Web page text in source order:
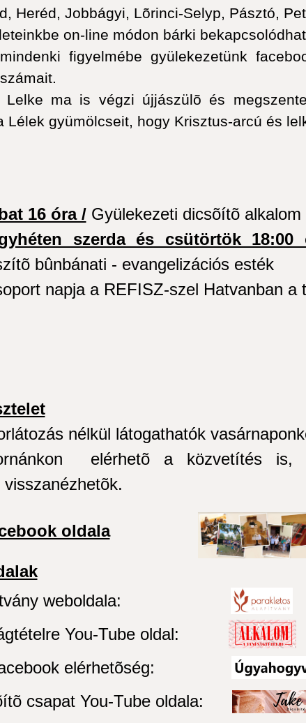
Heréd, Jobbágyi, Lõrinci-Selyp, Pásztó,
on-line módon bárki
figyelmébe gyülekezetünk
Lelke ma is végzi újjászülõ és
Lélek gyümölcseit, hogy Krisztus-arcú és
oldala
16 óra / Gyülekezeti dicsõítõ
szerda és csütörtök 18:00
bûnbánati - evangelizációs esték
napja a REFISZ-szel Hatvanban a
nélkül látogathatók
elérhetõ a közvetítés is,
weboldala:
You-Tube oldal:
elérhetõség:
csapat You-Tube oldala: